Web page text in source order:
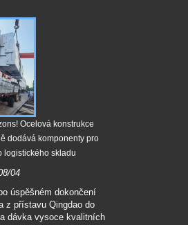
Ocelová konstrukce
dodává komponenty pro
logistického skladu
04
úspěšném dokončení
z přístavu Qingdao do
dávka vysoce kvalitních